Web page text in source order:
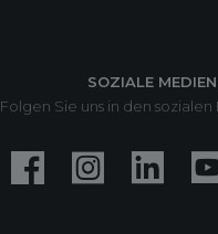
SOZIALE MEDIEN
Folgen Sie uns in den